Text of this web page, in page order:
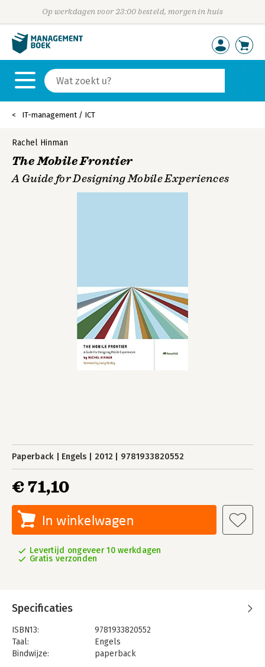
Op werkdagen voor 23:00 besteld, morgen in huis
IT-management / ICT
Rachel Hinman
The Mobile Frontier
A Guide for Designing Mobile Experiences
Paperback Engels 2012 9781933820552
€ 71,10
In winkelwagen
Levertijd ongeveer 10 werkdagen
Gratis verzonden
Specificaties
ISBN13:
9781933820552
Taal:
Engels
Bindwijze:
paperback